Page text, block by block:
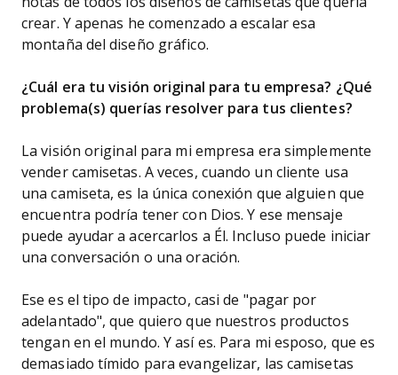
crear. Y apenas he comenzado a escalar esa
montaña del diseño gráfico.
¿Cuál era tu visión original para tu empresa? ¿Qué
problema(s) querías resolver para tus clientes?
La visión original para mi empresa era simplemente
vender camisetas. A veces, cuando un cliente usa
una camiseta, es la única conexión que alguien que
encuentra podría tener con Dios. Y ese mensaje
puede ayudar a acercarlos a Él. Incluso puede iniciar
una conversación o una oración.
Ese es el tipo de impacto, casi de "pagar por
adelantado", que quiero que nuestros productos
tengan en el mundo. Y así es. Para mi esposo, que es
demasiado tímido para evangelizar, las camisetas